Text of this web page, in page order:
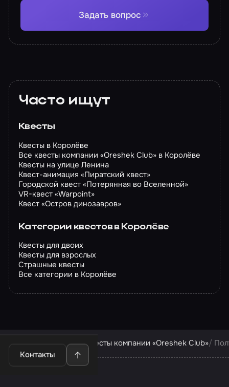
Задать вопрос
Часто ищут
Квесты
Квесты в Королёве
Все квесты компании «Oreshek Club» в Королёве
Квесты на улице Ленина
Квест-анимация «Пиратский квест»
Городской квест «Потерянная во Вселенной»
VR-квест «Warpoint»
Квест «Остров динозавров»
Категории квестов в Королёве
Квесты для двоих
Квесты для взрослых
Страшные квесты
Все категории в Королёве
Контакты
Квесты в Королёве Квесты компании «Oreshek Club»